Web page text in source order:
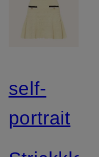
self-
portrait